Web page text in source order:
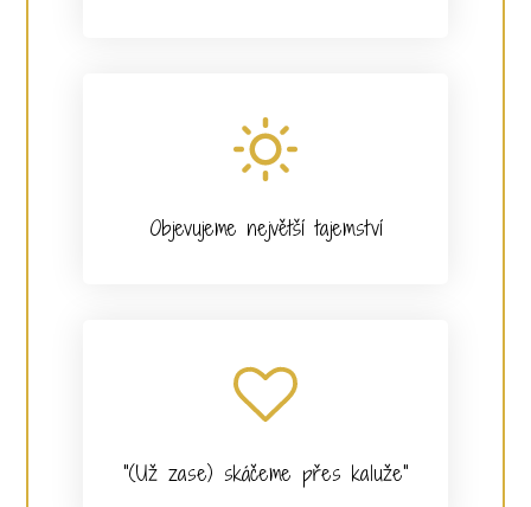
Objevujeme největší tajemství
"(Už zase) skáčeme přes kaluže"